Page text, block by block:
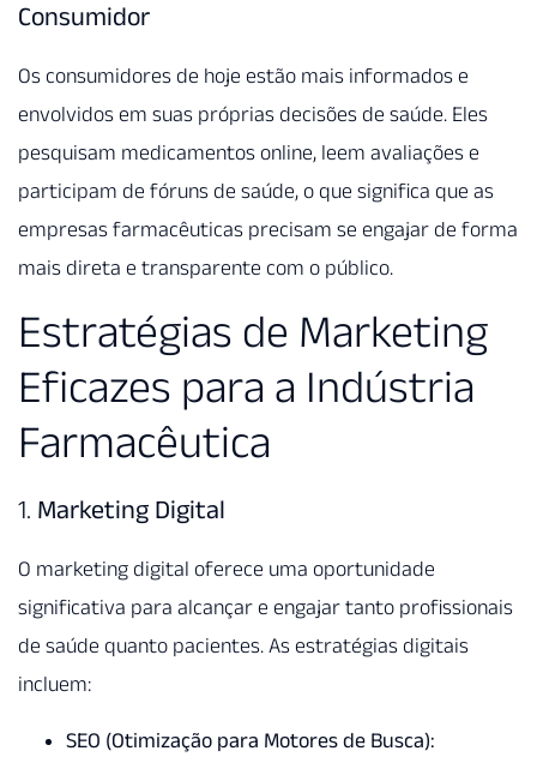
Consumidor
Os consumidores de hoje estão mais informados e
envolvidos em suas próprias decisões de saúde. Eles
pesquisam medicamentos online, leem avaliações e
participam de fóruns de saúde, o que significa que as
empresas farmacêuticas precisam se engajar de forma
mais direta e transparente com o público.
Estratégias de Marketing
Eficazes para a Indústria
Farmacêutica
1. Marketing Digital
O marketing digital oferece uma oportunidade
significativa para alcançar e engajar tanto profissionais
de saúde quanto pacientes. As estratégias digitais
incluem:
SEO (Otimização para Motores de Busca):